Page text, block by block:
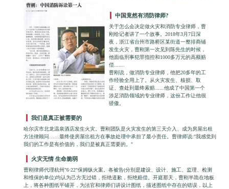
中国竟然有消防律师?
关于怎么会决定做火灾和消防专业律师，曹
刚给记者讲了一个故事。2018年3月7日深
夜，浙江省台州市路桥区某街道一整排商铺
发生火灾，曹刚第一次见到陈先生的时候，
他面临刑事犯罪指控和1000多万元的高额赔
偿.......
曹刚说，做消防专业律师，他把20多年的工
作经验全用上了。从火灾发生、核损、取
证、查处到最终索赔......他成了中国第一个
涉足消防领域的专业律师，这份工作让他很
骄傲。
我们是真正被需要的
哈尔滨市北龙温泉酒店发生火灾。曹刚团队是火灾发生的第三天介入、成为房屋出租
方法律顾问……最终使房屋出租方在事故处理中承担了最小责任。曹律师说:"我感觉到
我们的工作是有价值的，我们是被真正需要的。"
火灾无情 生命脆弱
曹刚律师代理杭州"6·22"保姆纵火案。各被告(分别是建设、设计、施工、监理、检测
和维保的单位)均认为己方无过错，拒绝道歉，拒绝赔偿。开庭那天，曹刚半跪在地板
上，将各种图纸平铺开，为法官和律师们讲设计图纸，描述图纸中存在的错误，以上